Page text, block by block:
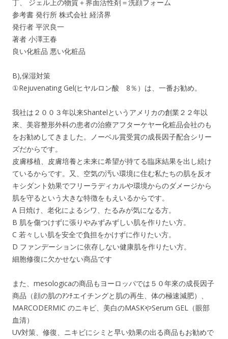
丁、 ジェル上の物質＋界面活性剤＝洗顔フォーム
参考書 発行所 株式会社 経済界
発行者 平沢良一
著者 小澤王春
良い化粧品 悪い化粧品
B),保湿対策
①Rejuvenating Gel(ヒヤルロン酸 8％）は、一番お勧め。
我社は２００３年以来Shantelというアメリカの創業２２年以
來、美容整形外科の患者の治療アフターケヤー化粧品会社のも
をお勧めしてきました。ノーベル賞受賞の成長因子配合シリー
ズだからです。
皮膚移植、皮膚培養と未来に希望が持てる臨床結果を出し続け
ているからです。又、空気の汚い環境に住む私たちの肌を反オ
キシダント効果でフリーラディカルや環境からのダメージから
肌を守るという大きな特徴をもえいるからです。
A 日焼け、老化によるシワ、たるみが気になる方。
B 肌を傷つけずに張りやみずみずしい肌を作りたい方。
C 若々しい肌を安全で負担をかけずに作りたい方。
D ファンデーションに依存しない健康肌を作りたい方。
細胞修復に欠かせない商品です
また、mesologicaの商品もヨーロッパでは５０年來の成長因子
商品（顔の肌のｱﾝﾁエイチングと肌の再生、体の極速減肥）、
MARCODERMIC のニキビ、美白のMASKやSerum GEL（眼部
血清）
UV対策、修復、ニキビにシミと早い効果の出る商品もお勧めで